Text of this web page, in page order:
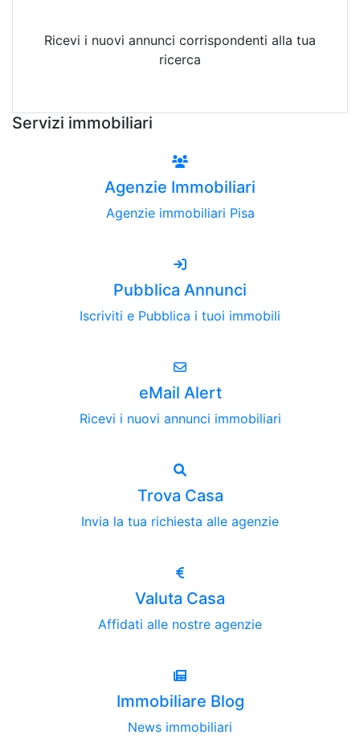
Ricevi i nuovi annunci corrispondenti alla tua
ricerca
Servizi immobiliari
Agenzie Immobiliari
Agenzie immobiliari Pisa
Pubblica Annunci
Iscriviti e Pubblica i tuoi immobili
eMail Alert
Ricevi i nuovi annunci immobiliari
Trova Casa
Invia la tua richiesta alle agenzie
Valuta Casa
Affidati alle nostre agenzie
Immobiliare Blog
News immobiliari